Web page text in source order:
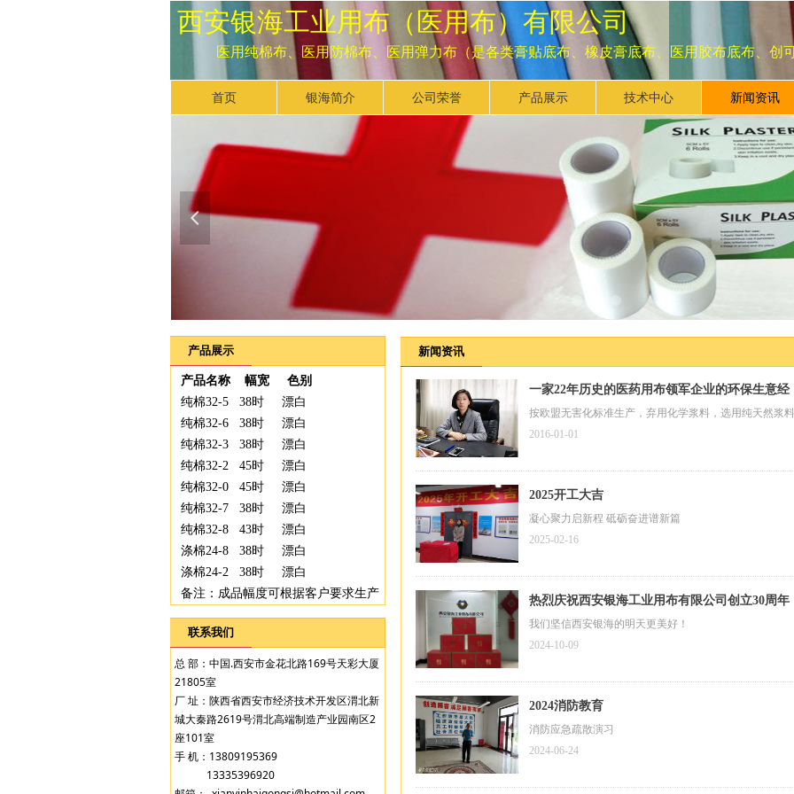
西安银海工业用布（医用布）有限公司
医用纯棉布、医用防棉布、医用弹力布（是各类膏贴底布、橡皮膏底布、医用胶布底布、创
넳
首页 银海简介 公司荣誉 产品展示 技术中心 新闻资讯
新闻资讯
一家22年历史的医药用布领军企业的环保生意经
按欧盟无害化标准生产，弃用化学浆料，选用纯天然浆料
2016-01-01
2025开工大吉
凝心聚力启新程 砥砺奋进谱新篇
2025-02-16
热烈庆祝西安银海工业用布有限公司创立30周年
我们坚信西安银海的明天更美好！
2024-10-09
2024消防教育
消防应急疏散演习
2024-06-24
联系我们
总 部：中国.西安市金花北路169号天彩大厦
21805室
厂 址：陕西省西安市经济技术开发区渭北新
城大秦路2619号渭北高端制造产业园南区2
座101室
手 机：13809195369
13335396920
产品展示
产品名称 幅宽 色别
纯棉32-5 38时 漂白
纯棉32-6 38时 漂白
纯棉32-3 38时 漂白
纯棉32-2 45时 漂白
纯棉32-0 45时 漂白
纯棉32-7 38时 漂白
纯棉32-8 43时 漂白
涤棉24-8 38时 漂白
涤棉24-2 38时 漂白
备注：成品幅度可根据客户要求生产